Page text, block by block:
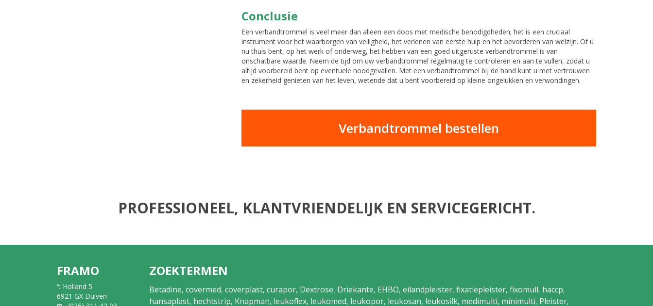
Conclusie
Een verbandtrommel is veel meer dan alleen een doos met medische benodigdheden; het is een cruciaal
instrument voor het waarborgen van veiligheid, het verlenen van eerste hulp en het bevorderen van welzijn. Of u
nu thuis bent, op het werk of onderweg, het hebben van een goed uitgeruste verbandtrommel is van
onschatbare waarde. Neem de tijd om uw verbandtrommel regelmatig te controleren en aan te vullen, zodat u
altijd voorbereid bent op eventuele noodgevallen. Met een verbandtrommel bij de hand kunt u met vertrouwen
en zekerheid genieten van het leven, wetende dat u bent voorbereid op kleine ongelukken en verwondingen.
Verbandtrommel bestellen
PROFESSIONEEL, KLANTVRIENDELIJK EN SERVICEGERICHT.
FRAMO
't Holland 5
6921 GX Duiven
ZOEKTERMEN
Betadine, covermed, coverplast, curapor, Dextrose, Driekante, EHBO, eilandpleister, fixatiepleister, fixomull, haccp,
hansaplast, hechtstrip, Knapman, leukoflex, leukomed, leukopor, leukosan, leukosilk, medimulti, minimulti, Pleister,